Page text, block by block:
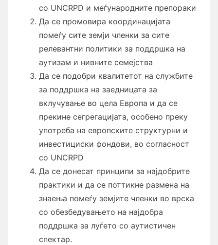
со UNCRPD и меѓународните препораки
Да се ​​промовира координацијата
помеѓу сите земји членки за сите
релевантни политики за поддршка на
аутизам и нивните семејства
Да се ​​подобри квалитетот на службите
за поддршка на заедницата за
вклучување во цела Европа и да се
прекине сегрегацијата, особено преку
употреба на европските структурни и
инвестициски фондови, во согласност
со UNCRPD
Да се ​​донесат принципи за најдобрите
практики и да се поттикне размена на
знаења помеѓу земјите членки во врска
со обезбедувањето на најдобра
поддршка за луѓето со аутистичен
спектар.